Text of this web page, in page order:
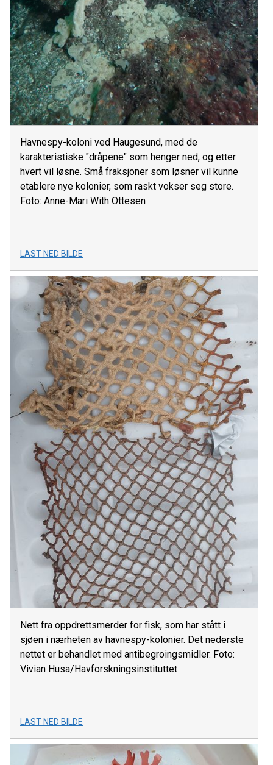
Havnespy-koloni ved Haugesund, med de
karakteristiske "dråpene" som henger ned, og etter
hvert vil løsne. Små fraksjoner som løsner vil kunne
etablere nye kolonier, som raskt vokser seg store.
Foto: Anne-Mari With Ottesen
LAST NED BILDE
Nett fra oppdrettsmerder for fisk, som har stått i
sjøen i nærheten av havnespy-kolonier. Det nederste
nettet er behandlet med antibegroingsmidler. Foto:
Vivian Husa/Havforskningsinstituttet
LAST NED BILDE